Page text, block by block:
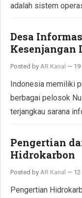
adalah sistem
Desa
Kesenjangan
Posted by AR Kanal —
Indonesia memiliki
berbagai pelosok
terjangkau sarana
Pengertian
Hidrokarbon
Posted by AR Kanal —
Pengertian